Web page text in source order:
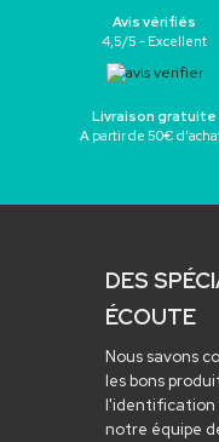
Avis vérifiés
4,5/5 - Excellent
Livraison gratuite
A partir de 50€
DES
ÉCOUTE
Nous savons
les bons
l'identification
notre équipe